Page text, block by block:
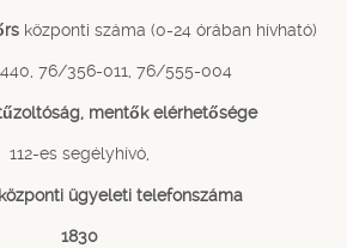
központi száma (0-24 órában hívható)
76/356-011, 76/555-004
mentők elérhetősége
112-es segélyhívó,
ügyeleti telefonszáma
1830